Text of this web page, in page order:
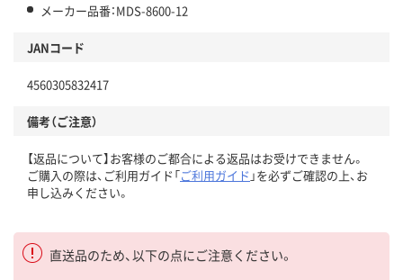
メーカー品番：MDS-8600-12
JANコード
4560305832417
備考（ご注意）
【返品について】お客様のご都合による返品はお受けできません。
ご購入の際は、ご利用ガイド「ご利用ガイド 」を必ずご確認の上、お
申し込みください。
直送品のため、以下の点にご注意ください。